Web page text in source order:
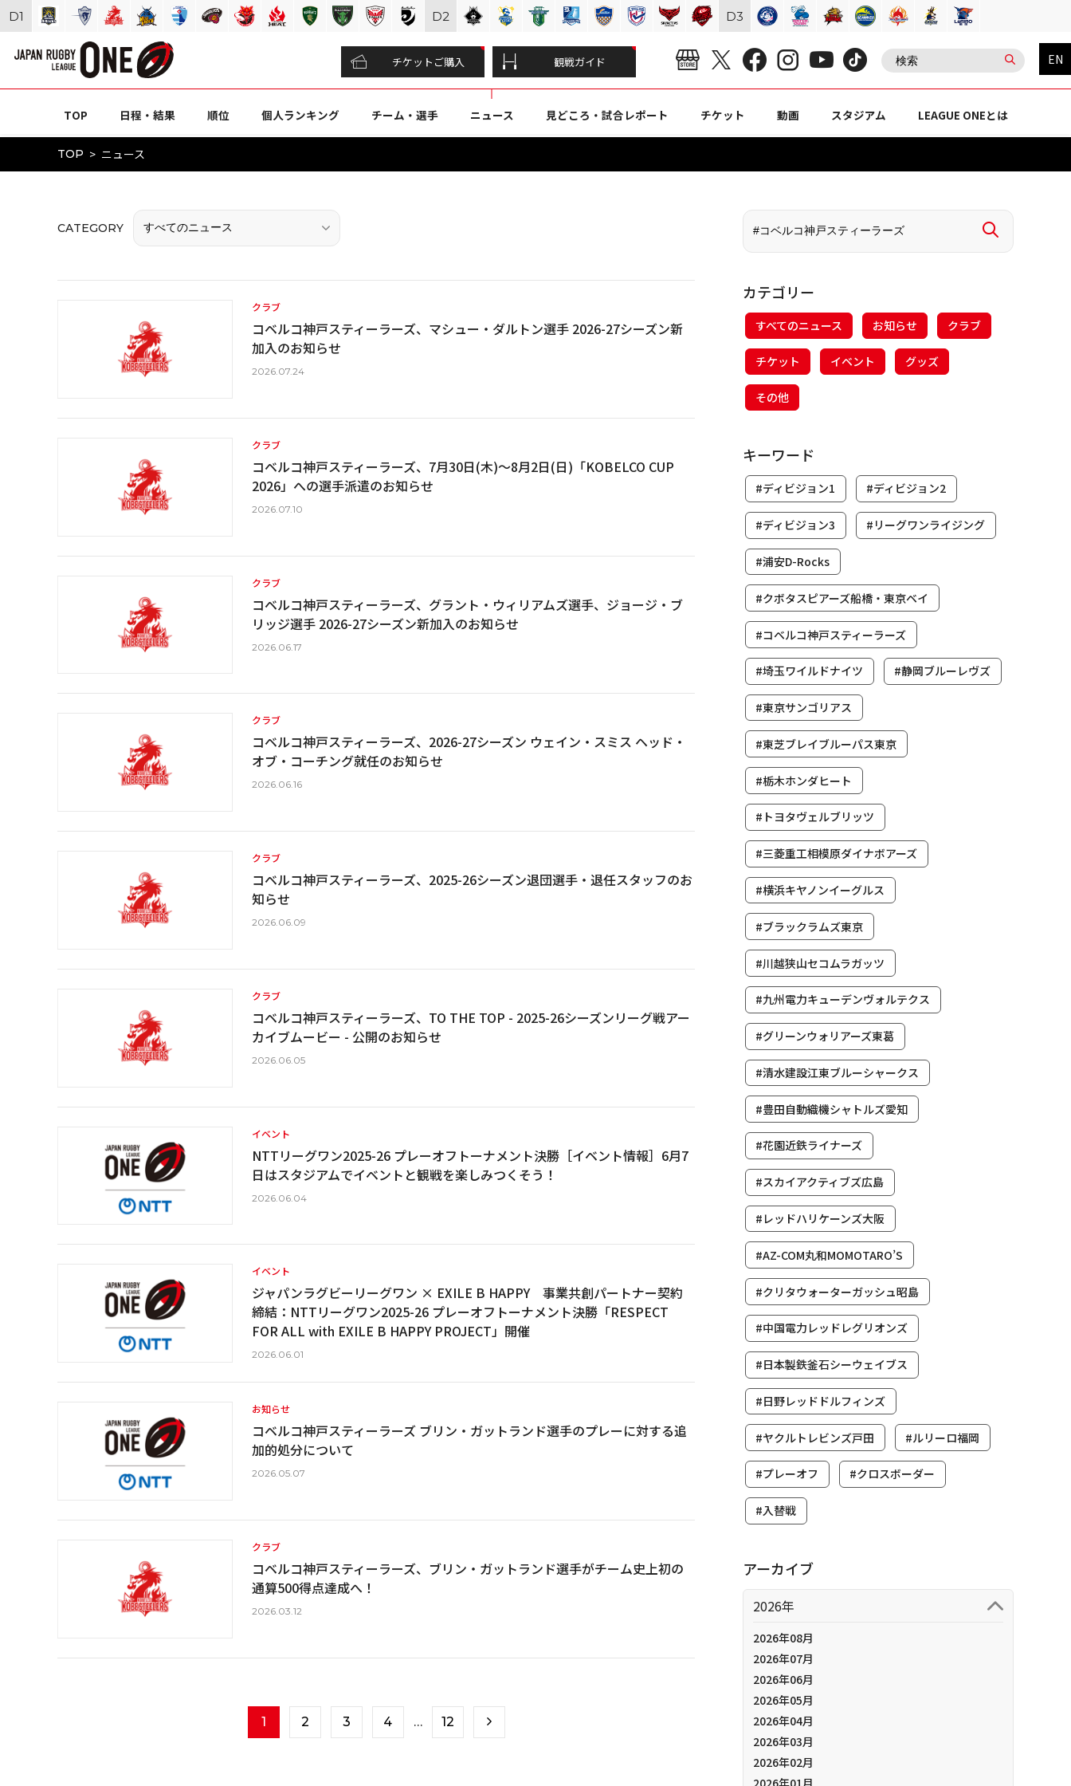
チケットご購入 観戦ガイド EN
TOP 日程・結果 順位 個人ランキング チーム・選手 ニュース 見どころ・試合レポート チケット 動画 スタジアム LEAGUE ONEとは
TOP ニュース
CATEGORY
クラブ
コベルコ神戸スティーラーズ、マシュー・ダルトン選手 2026-27シーズン新
加入のお知らせ
2026.07.24
クラブ
コベルコ神戸スティーラーズ、7月30日(木)～8月2日(日)「KOBELCO CUP
2026」への選手派遣のお知らせ
2026.07.10
クラブ
コベルコ神戸スティーラーズ、グラント・ウィリアムズ選手、ジョージ・ブ
リッジ選手 2026-27シーズン新加入のお知らせ
2026.06.17
クラブ
コベルコ神戸スティーラーズ、2026-27シーズン ウェイン・スミス ヘッド・
オブ・コーチング就任のお知らせ
2026.06.16
クラブ
コベルコ神戸スティーラーズ、2025-26シーズン退団選手・退任スタッフのお
知らせ
2026.06.09
クラブ
コベルコ神戸スティーラーズ、TO THE TOP - 2025-26シーズンリーグ戦アー
カイブムービー - 公開のお知らせ
2026.06.05
イベント
NTTリーグワン2025-26 プレーオフトーナメント決勝［イベント情報］6月7
日はスタジアムでイベントと観戦を楽しみつくそう！
2026.06.04
イベント
ジャパンラグビーリーグワン × EXILE B HAPPY 事業共創パートナー契約
締結：NTTリーグワン2025-26 プレーオフトーナメント決勝「RESPECT
FOR ALL with EXILE B HAPPY PROJECT」開催
2026.06.01
お知らせ
コベルコ神戸スティーラーズ ブリン・ガットランド選手のプレーに対する追
加的処分について
2026.05.07
クラブ
コベルコ神戸スティーラーズ、ブリン・ガットランド選手がチーム史上初の
通算500得点達成へ！
2026.03.12
1 2 3 4 … 12
カテゴリー
すべてのニュース お知らせ クラブ
チケット イベント グッズ
その他
キーワード
#ディビジョン1 #ディビジョン2
#ディビジョン3 #リーグワンライジング
#浦安D-Rocks
#クボタスピアーズ船橋・東京ベイ
#コベルコ神戸スティーラーズ
#埼玉ワイルドナイツ #静岡ブルーレヴズ
#東京サンゴリアス
#東芝ブレイブルーパス東京
#栃木ホンダヒート
#トヨタヴェルブリッツ
#三菱重工相模原ダイナボアーズ
#横浜キヤノンイーグルス
#ブラックラムズ東京
#川越狭山セコムラガッツ
#九州電力キューデンヴォルテクス
#グリーンウォリアーズ東葛
#清水建設江東ブルーシャークス
#豊田自動織機シャトルズ愛知
#花園近鉄ライナーズ
#スカイアクティブズ広島
#レッドハリケーンズ大阪
#AZ-COM丸和MOMOTARO’S
#クリタウォーターガッシュ昭島
#中国電力レッドレグリオンズ
#日本製鉄釜石シーウェイブス
#日野レッドドルフィンズ
#ヤクルトレビンズ戸田 #ルリーロ福岡
#プレーオフ #クロスボーダー
#入替戦
アーカイブ
2026年
2026年08月
2026年07月
2026年06月
2026年05月
2026年04月
2026年03月
2026年02月
2026年01月
D1 D2 D3